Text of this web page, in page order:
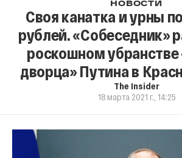
НОВОСТИ
Своя канатка и урны
рублей. «Собеседник»
роскошном убранстве
дворца» Путина в
The Insider
18 марта 2021 г., 14:25